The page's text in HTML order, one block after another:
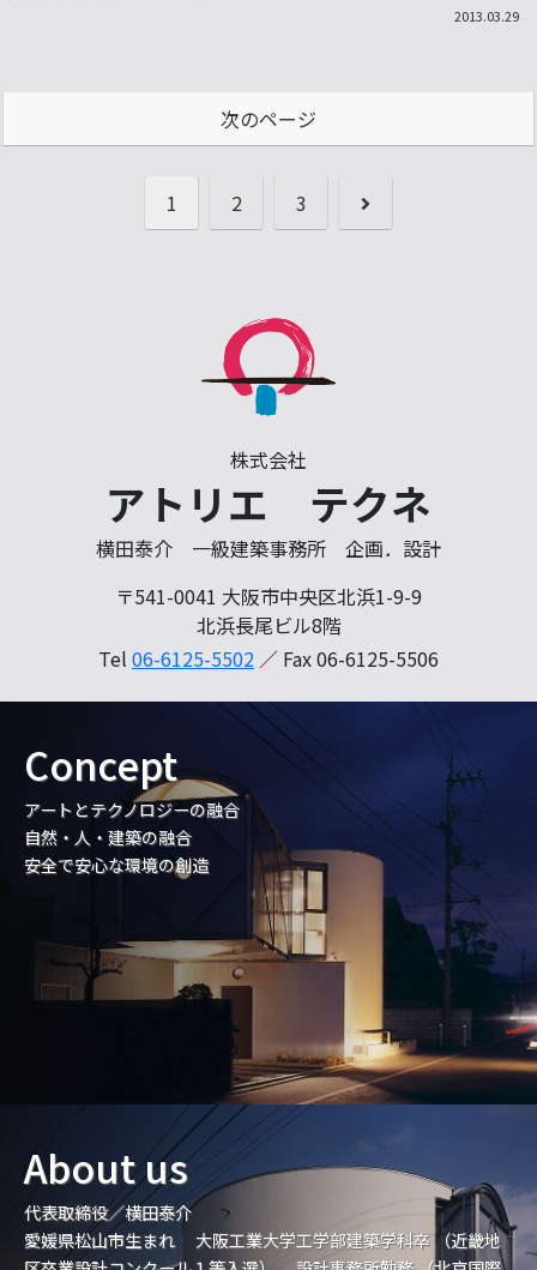
2013.03.29
次のページ
1 2 3
次
株式会社
アトリエ テクネ
横田泰介 一級建築事務所 企画．設計
〒541-0041 大阪市中央区北浜1-9-9
北浜長尾ビル8階
Tel 06-6125-5502 ／ Fax 06-6125-5506
Concept
アートとテクノロジーの融合
自然・人・建築の融合
安全で安心な環境の創造
About us
代表取締役／横田泰介
愛媛県松山市生まれ 大阪工業大学工学部建築学科卒 （近畿地